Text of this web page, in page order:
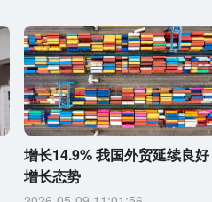
增长14.9% 我国外贸延续良好
增长态势